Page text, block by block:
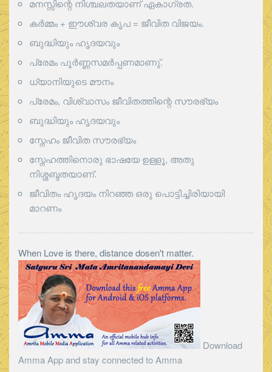
മനസ്സിന്റെ നിശ്ചലതയാണ് ഏകാഗ്രത.
കർമ്മം + ഈശ്വര കൃപ = ജീവിത വിജയം.
ബുദ്ധിയും ഹൃദയവും
പ്രേമം പൂര്‍ണ്ണസമര്‍പ്പണമാണു്.
ധ്യാനിയുടെ മൗനം
പ്രേമം, വിശ്വാസം ജീവിതത്തിന്റെ സൗരഭ്യം
ബുദ്ധിയും ഹൃദയവും
സ്നേഹം ജീവിത സൗരഭ്യം
സ്നേഹത്തിനൊരു ഭാഷയേ ഉള്ളൂ, അതു
നിശ്ശബ്ദതയാണ്.
ജീവിതം ഹൃദയം നിറഞ്ഞ ഒരു പൊട്ടിച്ചിരിയായി
മാറണം
When Love is there, distance dosen't matter.
Download
Amma App and stay connected to Amma